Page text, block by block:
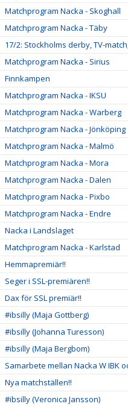
Matchprogram Nacka - Skoghall
Matchprogram Nacka - Täby
17/2: Stockholms derby, TV-
Matchprogram Nacka - Sirius
Finnkampen
Matchprogram Nacka - IKSU
Matchprogram Nacka - Warberg
Matchprogram Nacka - Jönköping
Matchprogram Nacka - Malmö
Matchprogram Nacka - Mora
Matchprogram Nacka - Dalen
Matchprogram Nacka - Pixbo
Matchprogram Nacka - Endre
Nacka i Landslaget
Matchprogram Nacka - Karlstad
Hemmapremiär!!
Seger i SSL-premiären!!
Dax för SSL premiär!!
#ibsilly (Maja Gottberg)
#ibsilly (Johanna Turesson)
#ibsilly (Maja Bergbom)
Samarbete mellan Nacka W IBK
Nya matchställen!!
#ibsilly (Veronica Jansson)